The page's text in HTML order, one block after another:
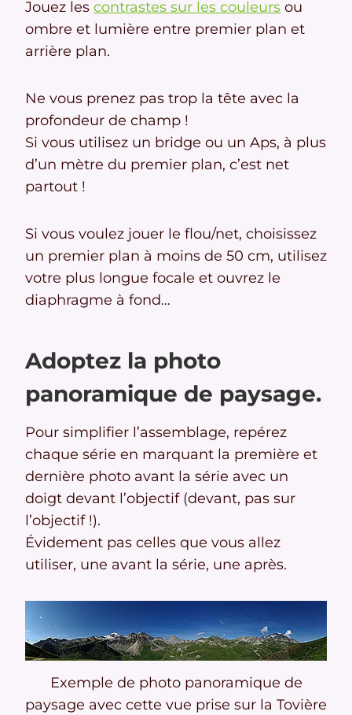
Jouez les contrastes sur les couleurs ou
ombre et lumière entre premier plan et
arrière plan.
Ne vous prenez pas trop la tête avec la
profondeur de champ !
Si vous utilisez un bridge ou un Aps, à plus
d’un mètre du premier plan, c’est net
partout !
Si vous voulez jouer le flou/net, choisissez
un premier plan à moins de 50 cm, utilisez
votre plus longue focale et ouvrez le
diaphragme à fond…
Adoptez la photo
panoramique de paysage.
Pour simplifier l’assemblage, repérez
chaque série en marquant la première et
dernière photo avant la série avec un
doigt devant l’objectif (devant, pas sur
l’objectif !).
Évidement pas celles que vous allez
utiliser, une avant la série, une après.
Exemple de photo panoramique de
paysage avec cette vue prise sur la Tovière